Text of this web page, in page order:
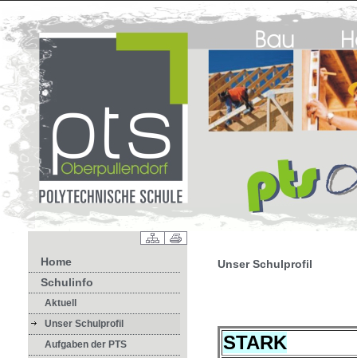
Home
Schulinfo
Aktuell
Unser Schulprofil
Aufgaben der PTS
Unser Schulprofil
STARK